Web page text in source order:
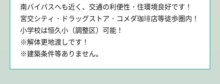
南バイパスへも近く、交通の利便性・住環境良好です！
宮交シティ・ドラッグストア・コメダ珈琲店等徒歩圏内！
小学校は恒久小（調整区）可能！
※解体更地渡しです！
※建築条件等ありません。